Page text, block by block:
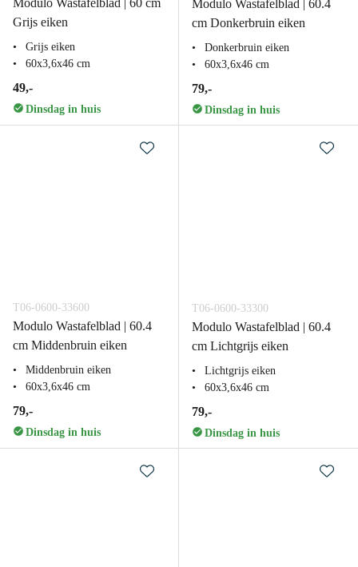
Modulo Wastafelblad | 60 cm
Grijs eiken
Grijs eiken
60x3,6x46 cm
49,-
Dinsdag in huis
Modulo Wastafelblad | 60.4
cm Donkerbruin eiken
Donkerbruin eiken
60x3,6x46 cm
79,-
Dinsdag in huis
T06-0600-33600
Modulo Wastafelblad | 60.4
cm Middenbruin eiken
Middenbruin eiken
60x3,6x46 cm
79,-
Dinsdag in huis
T06-0600-33300
Modulo Wastafelblad | 60.4
cm Lichtgrijs eiken
Lichtgrijs eiken
60x3,6x46 cm
79,-
Dinsdag in huis